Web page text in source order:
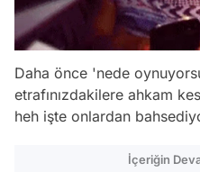
Daha önce 'nede
etrafınızdakilere ahkam
heh işte onlardan
İçeriğin